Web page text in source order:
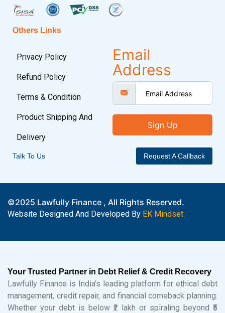
Others Links
Privacy Policy
Refund Policy
Terms & Condition
Product Shipping And
Delivery
Email
Address
Sign Up
Talk To Us Request A Callback
©2025 Lawfully Finance , All Rights Reserved.
Website Designed And Developed By EK Mindset
Your Trusted Partner in Debt Relief & Credit Recovery
Lawfully Finance is India’s leading platform for ethical debt
management, credit repair, and financial comeback planning.
Whether your debt is below ₹2 lakh or spiraling beyond ₹5